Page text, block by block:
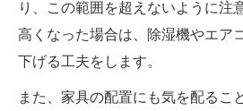
り、この範囲を超えないように注
高くなった場合は、除湿機やエア
下げる工夫をします。
また、家具の配置にも気を配るこ